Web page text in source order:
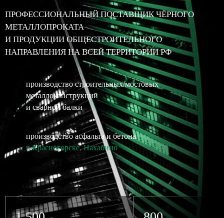
ПРОФЕССИОНАЛЬНЫЙ ПОСТАВЩИК ЧЁРНОГО
МЕТАЛЛОПРОКАТА
И ПРОДУКЦИИ ОБЩЕСТРОИТЕЛЬНОГО
НАПРАВЛЕНИЯ НА ВСЕЙ ТЕРРИТОРИИ РФ
производство строительных/мостовых
металлоконструкций
и сварной балки
производство асфальта и бетона
в Красногорске, Нахабино